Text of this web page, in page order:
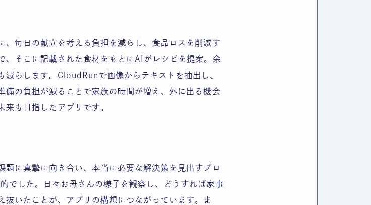
、毎日の献立を考える負担を減らし、食品ロスを削減す
、そこに記載された食材をもとにAIがレシピを提案。余
減らします。CloudRunで画像からテキストを抽出し、
の負担が減ることで家族の時間が増え、外に出る機会
来も目指したアプリです。
に真摯に向き合い、本当に必要な解決策を見出すプロ
でした。日々お母さんの様子を観察し、どうすれば家事
抜いたことが、アプリの構想につながっています。ま